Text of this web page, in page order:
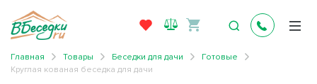
Главная Товары Беседки для дачи
Готовые
Круглая кованая беседка для дачи